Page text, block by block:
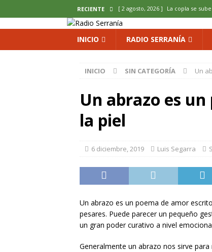
RECIENTE [ 2 agosto, 2026 ] La copla se
[ 2 agosto, 2026 ]
micología y patrimonio
[ 2 agosto, 2026 ] El REBI
Landete
del Olvido
INICIO RADIO SERRANÍA
INICIO SIN CATEGORÍA Un
Un abrazo es
la piel
6 diciembre, 2019 Luis Segarra
Un abrazo es un poema de amor
pesares. Puede parecer un pequeño
un gran poder curativo a nivel
Generalmente un abrazo nos sirve